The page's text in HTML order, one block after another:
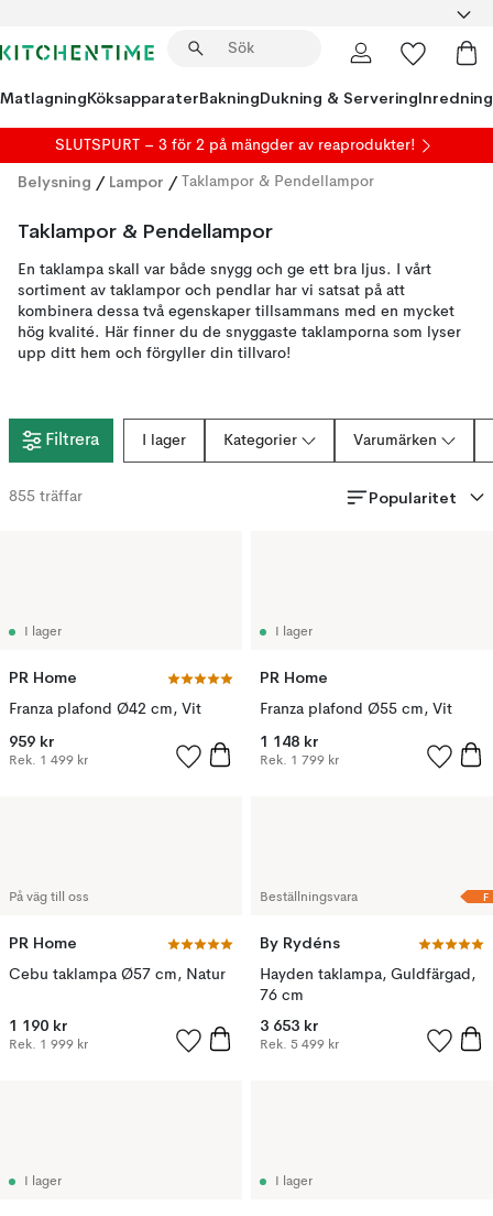
MatlagningKöksapparaterBakningDukning & ServeringInredning
SLUTSPURT – 3 för 2 på mängder av reaprodukter!
Belysning / Lampor / Taklampor & Pendellampor
Taklampor & Pendellampor
En taklampa skall var både snygg och ge ett bra ljus. I vårt
sortiment av taklampor och pendlar har vi satsat på att
kombinera dessa två egenskaper tillsammans med en mycket
hög kvalité. Här finner du de snyggaste taklamporna som lyser
upp ditt hem och förgyller din tillvaro!
Filtrera I lager Kategorier Varumärken
855 träffar Popularitet
I lager
PR Home
Franza plafond Ø42 cm, Vit
959 kr
Rek. 1 499 kr
I lager
PR Home
Franza plafond Ø55 cm, Vit
1 148 kr
Rek. 1 799 kr
På väg till oss
PR Home
Cebu taklampa Ø57 cm, Natur
1 190 kr
Rek. 1 999 kr
F
Beställningsvara
By Rydéns
Hayden taklampa, Guldfärgad,
76 cm
3 653 kr
Rek. 5 499 kr
I lager I lager